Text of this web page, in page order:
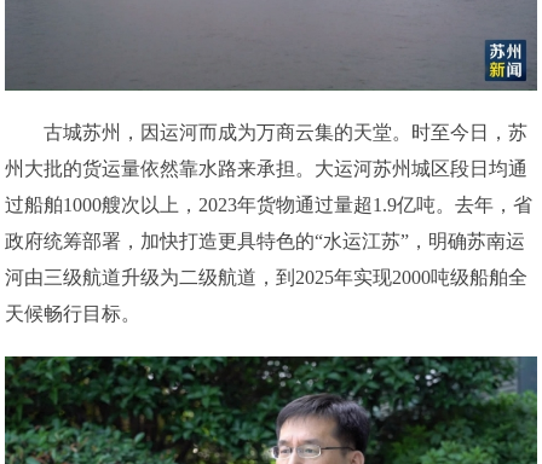
古城苏州，因运河而成为万商云集的天堂。时至今日，苏
州大批的货运量依然靠水路来承担。大运河苏州城区段日均通
过船舶1000艘次以上，2023年货物通过量超1.9亿吨。去年，省
政府统筹部署，加快打造更具特色的“水运江苏”，明确苏南运
河由三级航道升级为二级航道，到2025年实现2000吨级船舶全
天候畅行目标。